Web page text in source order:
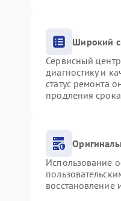
Широкий
Сервисный
диагностику и
статус ремонта
продления
Использование